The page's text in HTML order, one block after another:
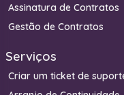
Assinatura de Contratos
Gestão de Contratos
Serviços
Criar um ticket de